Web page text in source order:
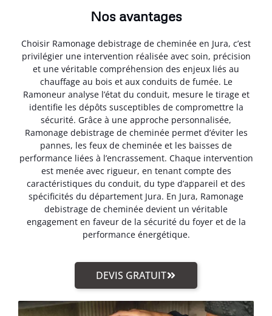
Nos avantages
Choisir Ramonage debistrage de cheminée en Jura, c’est
privilégier une intervention réalisée avec soin, précision
et une véritable compréhension des enjeux liés au
chauffage au bois et aux conduits de fumée. Le
Ramoneur analyse l’état du conduit, mesure le tirage et
identifie les dépôts susceptibles de compromettre la
sécurité. Grâce à une approche personnalisée,
Ramonage debistrage de cheminée permet d’éviter les
pannes, les feux de cheminée et les baisses de
performance liées à l’encrassement. Chaque intervention
est menée avec rigueur, en tenant compte des
caractéristiques du conduit, du type d’appareil et des
spécificités du département Jura. En Jura, Ramonage
debistrage de cheminée devient un véritable
engagement en faveur de la sécurité du foyer et de la
performance énergétique.
DEVIS GRATUIT